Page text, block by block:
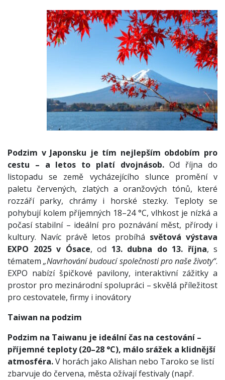
Podzim v Japonsku je tím nejlepším obdobím pro
cestu – a letos to platí dvojnásob.Od října do
listopadu se země vycházejícího slunce promění v
paletu červených, zlatých a oranžových tónů, které
rozzáří parky, chrámy i horské stezky. Teploty se
pohybují kolem příjemných 18–24 °C, vlhkost je nízká a
počasí stabilní – ideální pro poznávání měst, přírody i
kultury. Navíc právě letos probíhá světová výstava
EXPO 2025 v Ósace, od 13. dubna do 13. října, s
tématem„Navrhování budoucí společnosti pro naše životy“.
EXPO nabízí špičkové pavilony, interaktivní zážitky a
prostor pro mezinárodní spolupráci – skvělá příležitost
pro cestovatele, firmy i inovátory
Taiwan na podzim
Podzim na Taiwanu je ideální čas na cestování –
příjemné teploty (20–28 °C), málo srážek a klidnější
atmosféra.V horách jako Alishan nebo Taroko se listí
zbarvuje do červena, města ožívají festivaly (např.